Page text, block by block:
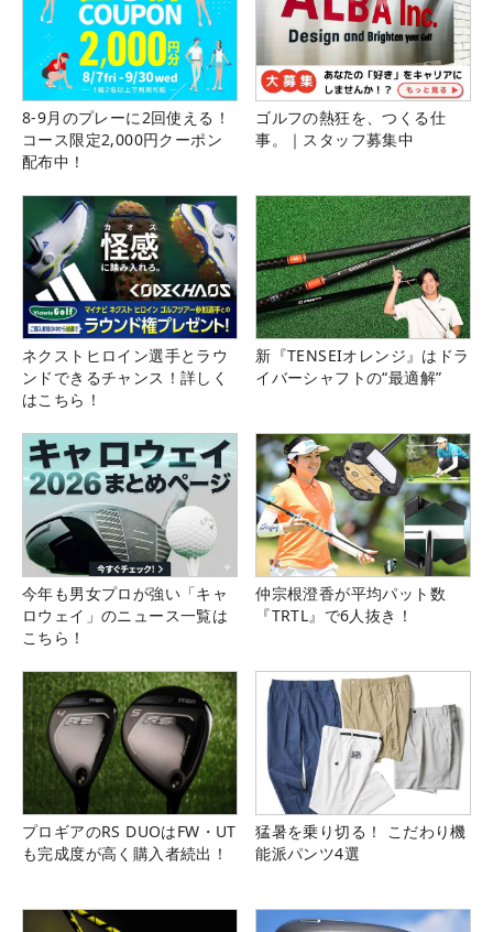
8-9月のプレーに2回使える！
コース限定2,000円クーポン
配布中！
ゴルフの熱狂を、つくる仕
事。｜スタッフ募集中
ネクストヒロイン選手とラウ
ンドできるチャンス！詳しく
はこちら！
新『TENSEIオレンジ』はドラ
イバーシャフトの“最適解”
今年も男女プロが強い「キャ
ロウェイ」のニュース一覧は
こちら！
仲宗根澄香が平均パット数
『TRTL』で6人抜き！
プロギアのRS DUOはFW・UT
も完成度が高く購入者続出！
猛暑を乗り切る！ こだわり機
能派パンツ4選